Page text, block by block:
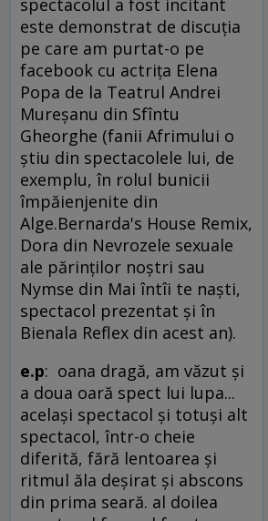
este demonstrat de discuţia
pe care am purtat-o pe
facebook cu actriţa Elena
Popa de la Teatrul Andrei
Mureşanu din Sfîntu
Gheorghe (fanii Afrimului o
ştiu din spectacolele lui, de
exemplu, în rolul bunicii
împăienjenite din
Alge.Bernarda's House Remix,
Dora din Nevrozele sexuale
ale părinţilor noştri sau
Nymse din Mai întîi te naşti,
spectacol prezentat şi în
Bienala Reflex din acest an).
e.p: oana dragă, am văzut şi
a doua oară spect lui lupa...
acelaşi spectacol şi totuşi alt
spectacol, într-o cheie
diferită, fără lentoarea şi
ritmul ăla deşirat şi abscons
din prima seară. al doilea